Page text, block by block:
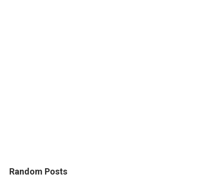
Random Posts